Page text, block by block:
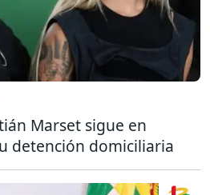
Marset sigue en
detención domiciliaria